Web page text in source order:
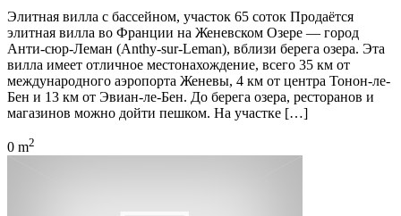
Элитная вилла с бассейном, участок 65 соток Продаётся
элитная вилла во Франции на Женевском Озере — город
Анти-сюр-Леман (Anthy-sur-Leman), вблизи берега озера. Эта
вилла имеет отличное местонахождение, всего 35 км от
международного аэропорта Женевы, 4 км от центра Тонон-ле-
Бен и 13 км от Эвиан-ле-Бен. До берега озера, ресторанов и
магазинов можно дойти пешком. На участке […]
0 m2